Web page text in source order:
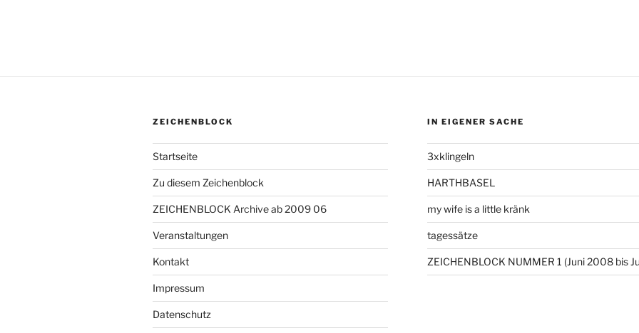
ZEICHENBLOCK
Startseite
Zu diesem Zeichenblock
ZEICHENBLOCK Archive ab 2009 06
Veranstaltungen
Kontakt
Impressum
Datenschutz
IN EIGENER SACHE
3xklingeln
HARTHBASEL
my wife is a little kränk
tagessätze
ZEICHENBLOCK NUMMER 1 (Juni 2008 bis